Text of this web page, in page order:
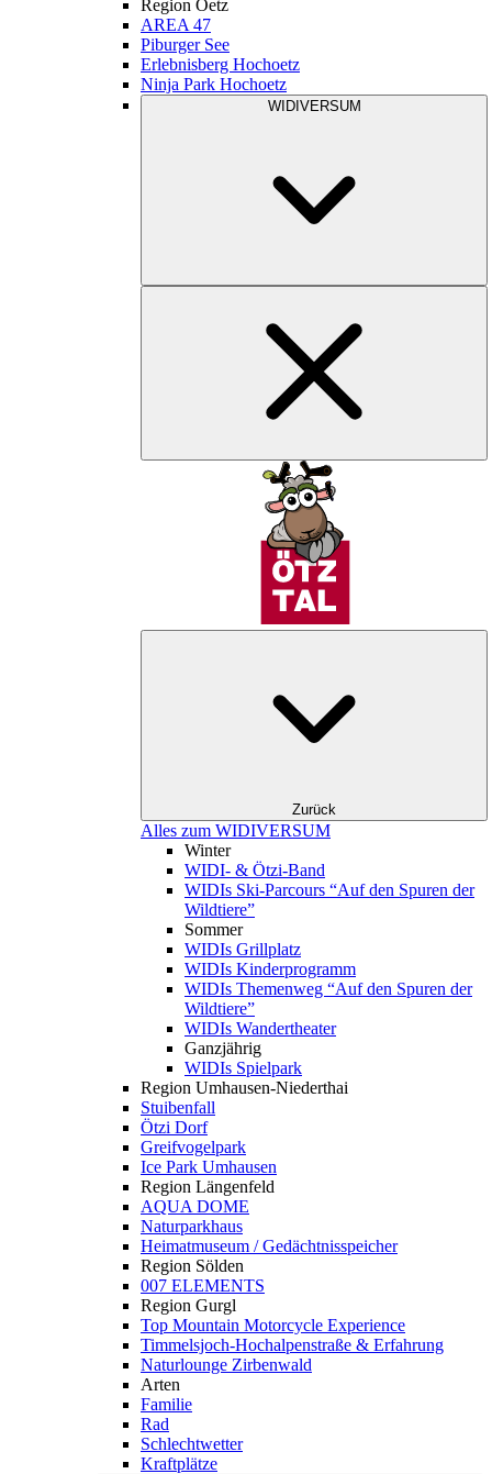
Region Oetz
AREA 47
Piburger See
Erlebnisberg Hochoetz
Ninja Park Hochoetz
WIDIVERSUM
Zurück
Alles zum WIDIVERSUM
Winter
WIDI- & Ötzi-Band
WIDIs Ski-Parcours “Auf den Spuren der
Wildtiere”
Sommer
WIDIs Grillplatz
WIDIs Kinderprogramm
WIDIs Themenweg “Auf den Spuren der
Wildtiere”
WIDIs Wandertheater
Ganzjährig
WIDIs Spielpark
Region Umhausen-Niederthai
Stuibenfall
Ötzi Dorf
Greifvogelpark
Ice Park Umhausen
Region Längenfeld
AQUA DOME
Naturparkhaus
Heimatmuseum / Gedächtnisspeicher
Region Sölden
007 ELEMENTS
Region Gurgl
Top Mountain Motorcycle Experience
Timmelsjoch-Hochalpenstraße & Erfahrung
Naturlounge Zirbenwald
Arten
Familie
Rad
Schlechtwetter
Kraftplätze